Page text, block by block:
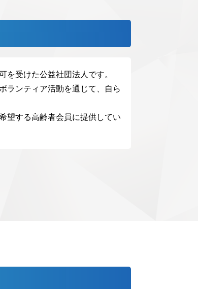
受けた公益社団法人です。
ランティア活動を通じて、自ら
望する高齢者会員に提供してい